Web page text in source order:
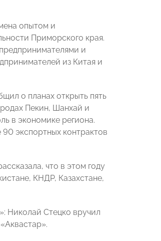
опытом и
Приморского края.
и
из Китая и
о планах открыть пять
Пекин, Шанхай и
в экономике региона.
экспортных контрактов
что в этом году
КНДР, Казахстане,
Николай Стецко вручил